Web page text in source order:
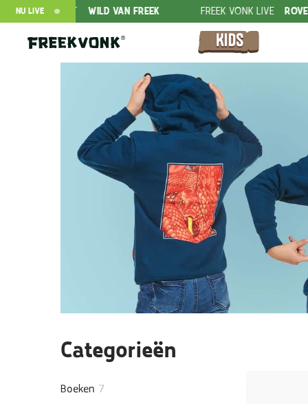
WILD VAN FREEK FREEK VONK LIVE ROVERS IN DE
NU LIVE
Categorieën
Boeken 7